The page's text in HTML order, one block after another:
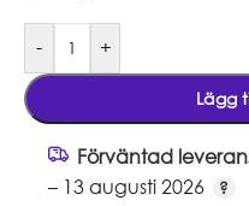
- +
Lägg
Förväntad
– 13 augusti 2026